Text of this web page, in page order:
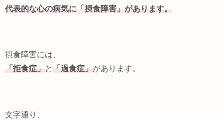
代表的な心の病気に「摂食障害」があります。
摂食障害には、
「拒食症」と「過食症」があります。
文字通り、